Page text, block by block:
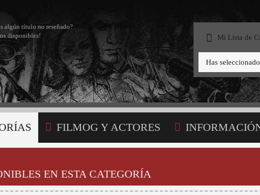
algún título no reseñado?
disponibles!
Mi Lista de
Has seleccionado
FILMOG Y ACTORES
EN ESTA CATEGORÍA